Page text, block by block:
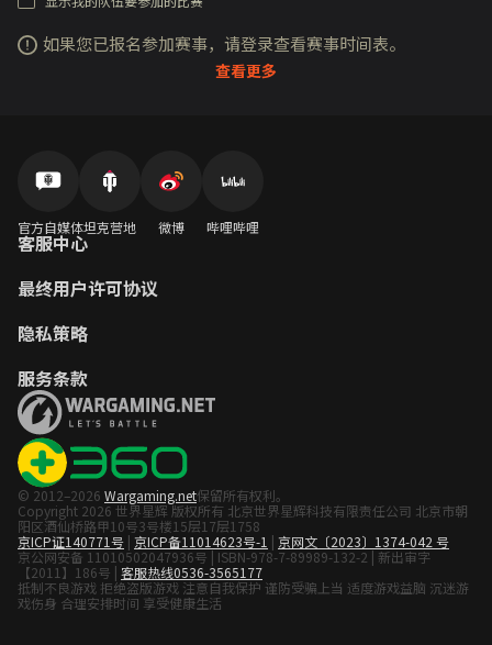
如果您已报名参加赛事，请登录查看赛事时间表。
查看更多
官方自媒体坦克营地 微博 哔哩哔哩
客服中心
最终用户许可协议
隐私策略
服务条款
© 2012–2026 Wargaming.net保留所有权利。
Copyright 2026 世界星辉 版权所有 北京世界星辉科技有限责任公司 北京市朝
阳区酒仙桥路甲10号3号楼15层17层1758
京ICP证140771号 | 京ICP备11014623号-1 | 京网文〔2023〕1374-042 号
京公网安备 11010502047936号 | ISBN-978-7-89989-132-2 | 新出审字
【2011】186号 | 客服热线0536-3565177
抵制不良游戏 拒绝盗版游戏 注意自我保护 谨防受骗上当 适度游戏益脑 沉迷游
戏伤身 合理安排时间 享受健康生活